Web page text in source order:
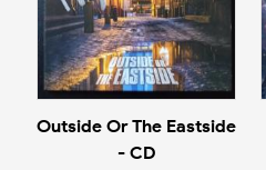
Outside Or The Eastside
- CD